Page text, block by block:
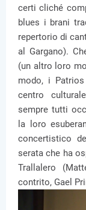
certi cliché
blues i brani
repertorio di
al Gargano).
(un altro loro
modo, i
centro
sempre tutti
la loro
concertistico
serata che ha
Trallalero
contrito, Gael